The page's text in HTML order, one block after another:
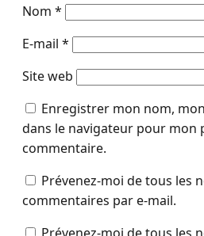
Nom *
E-mail *
Site web
Enregistrer mon nom,
dans le navigateur pour mon
commentaire.
Prévenez-moi de tous les
commentaires par e-mail.